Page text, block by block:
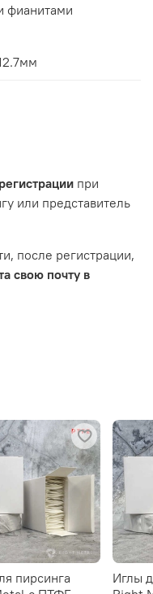
фианитами
при
или представитель
после регистрации,
свою почту в
пирсинга
Иглы